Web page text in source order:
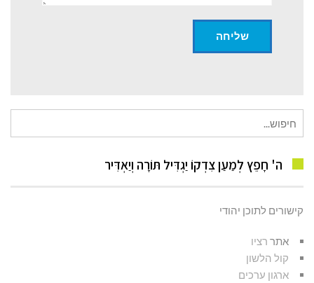
עבור:
ה' חָפֵץ לְמַעַן צִדְקוֹ יַגְדִּיל תּוֹרָה וְיַאְדִּיר
קישורים לתוכן יהודי
אתר רציו
קול הלשון
ארגון ערכים